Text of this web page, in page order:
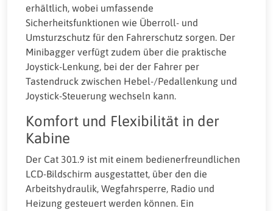
erhältlich, wobei umfassende
Sicherheitsfunktionen wie Überroll- und
Umsturzschutz für den Fahrerschutz sorgen. Der
Minibagger verfügt zudem über die praktische
Joystick-Lenkung, bei der der Fahrer per
Tastendruck zwischen Hebel-/Pedallenkung und
Joystick-Steuerung wechseln kann.
Komfort und Flexibilität in der
Kabine
Der Cat 301.9 ist mit einem bedienerfreundlichen
LCD-Bildschirm ausgestattet, über den die
Arbeitshydraulik, Wegfahrsperre, Radio und
Heizung gesteuert werden können. Ein